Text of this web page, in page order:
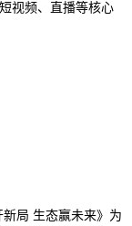
视频、直播等核心
局 生态赢未来》为